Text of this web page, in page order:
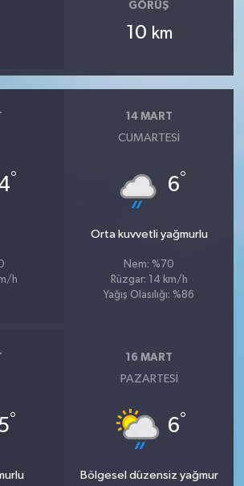
GÖRÜŞ
10 km
°
h
14 MART
CUMARTESI
6°
Orta kuvvetli yağmurlu
Nem: %70
Rüzgar: 14 km/h
Yağış Olasılığı: %86
°
16 MART
PAZARTESI
6°
Bölgesel düzensiz yağmur